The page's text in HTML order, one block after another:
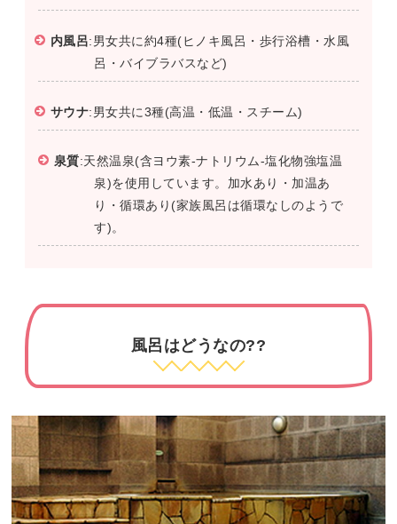
内風呂:男女共に約4種(ヒノキ風呂・歩行浴槽・水風
呂・バイブラバスなど)
サウナ:男女共に3種(高温・低温・スチーム)
泉質:天然温泉(含ヨウ素-ナトリウム-塩化物強塩温
泉)を使用しています。加水あり・加温あ
り・循環あり(家族風呂は循環なしのようで
す)。
風呂はどうなの??